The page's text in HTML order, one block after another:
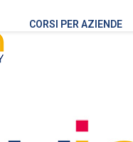
CORSI PER AZIENDE